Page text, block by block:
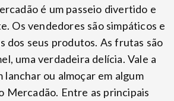
é um passeio divertido e
Os vendedores são simpáticos e
dos seus produtos. As frutas são
uma verdadeira delícia. Vale a
lanchar ou almoçar em algum
Mercadão. Entre as principais